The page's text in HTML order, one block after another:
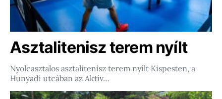
Asztalitenisz terem nyílt
Nyolcasztalos asztalitenisz terem nyílt Kispesten, a
Hunyadi utcában az Aktív…